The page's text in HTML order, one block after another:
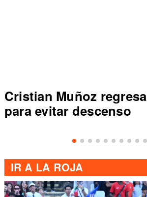
Muñoz regresa a UdeC
descenso
IR A LA ROJA